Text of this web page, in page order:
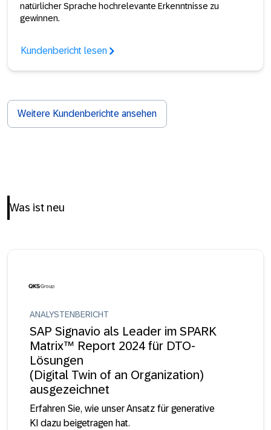
natürlicher Sprache hochrelevante Erkenntnisse zu
gewinnen.
Kundenbericht lesen
Weitere Kundenberichte ansehen
Was ist neu
ANALYSTENBERICHT
SAP Signavio als Leader im SPARK
Matrix™ Report 2024 für DTO-
Lösungen
(Digital Twin of an Organization)
ausgezeichnet
Erfahren Sie, wie unser Ansatz für generative
KI dazu beigetragen hat.